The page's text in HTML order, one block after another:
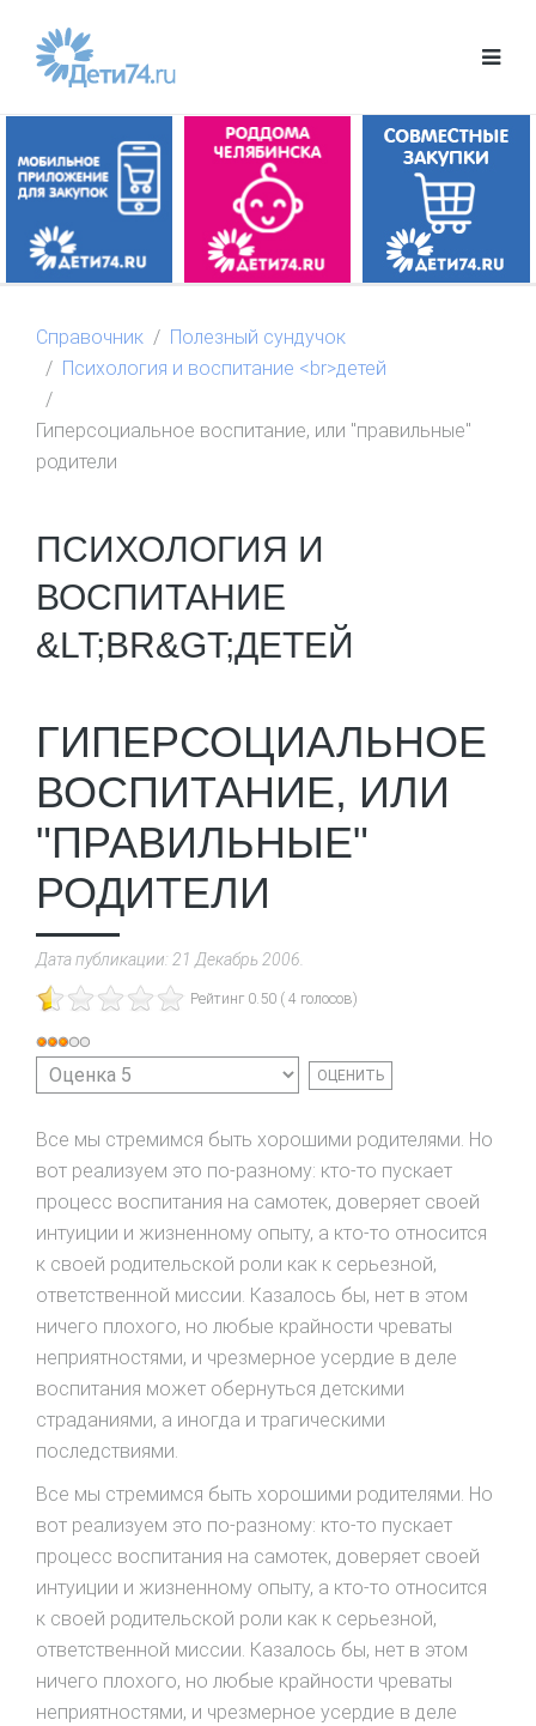
Справочник
Полезный сундучок
Психология и воспитание <br>детей
Гиперсоциальное воспитание, или "правильные"
родители
ПСИХОЛОГИЯ И
ВОСПИТАНИЕ
&LT;BR&GT;ДЕТЕЙ
ГИПЕРСОЦИАЛЬНОЕ
ВОСПИТАНИЕ, ИЛИ
"ПРАВИЛЬНЫЕ"
РОДИТЕЛИ
Дата публикации: 21 Декабрь 2006
Рейтинг 0.50 ( 4 голосов)
Рейтинг:
3/5
Пожалуйста,
Все мы стремимся быть хорошими родителями. Но
вот реализуем это по-разному: кто-то пускает
процесс воспитания на самотек, доверяет своей
интуиции и жизненному опыту, а кто-то относится
к своей родительской роли как к серьезной,
ответственной миссии. Казалось бы, нет в этом
ничего плохого, но любые крайности чреваты
неприятностями, и чрезмерное усердие в деле
воспитания может обернуться детскими
страданиями, а иногда и трагическими
последствиями.
Все мы стремимся быть хорошими родителями. Но
вот реализуем это по-разному: кто-то пускает
процесс воспитания на самотек, доверяет своей
интуиции и жизненному опыту, а кто-то относится
к своей родительской роли как к серьезной,
ответственной миссии. Казалось бы, нет в этом
ничего плохого, но любые крайности чреваты
неприятностями, и чрезмерное усердие в деле